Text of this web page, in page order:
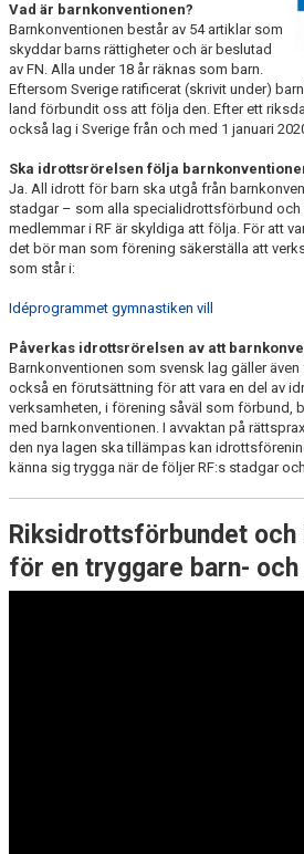
BARNKONVENTIONEN
STYRELSEN
STYRANDE DOKUMENT
HALL OF FAME
KALENDER
KONTAKT
Vad är barnkonventionen?
Barnkonventionen består av 54 artiklar som
skyddar barns rättigheter och är beslutad
av FN. Alla under 18 år räknas som barn.
Eftersom Sverige ratificerat (skrivit under)
land förbundit oss att följa den. Efter ett
också lag i Sverige från och med 1 januari
Ska idrottsrörelsen följa
Ja. All idrott för barn ska utgå från
stadgar – som alla specialidrottsförbund och
medlemmar i RF är skyldiga att följa. För att
det bör man som förening säkerställa att
som står i:
Idéprogrammet gymnastiken vill
Påverkas idrottsrörelsen av att
Barnkonventionen som svensk lag gäller
också en förutsättning för att vara en del av
verksamheten, i förening såväl som förbund,
med barnkonventionen. I avvaktan på
den nya lagen ska tillämpas kan
känna sig trygga när de följer RF:s stadgar
Riksidrottsförbundet och
för en tryggare barn-